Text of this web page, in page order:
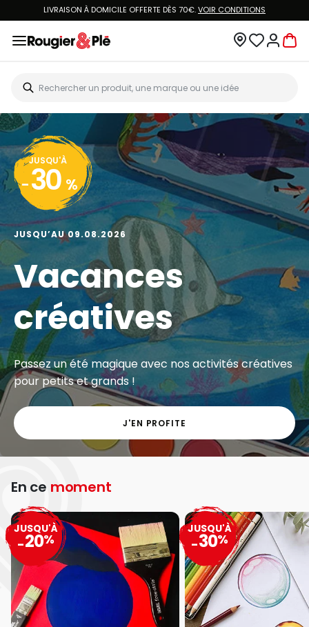
LIVRAISON À DOMICILE OFFERTE DÈS 70€.VOIR CONDITIONS
JUSQU'À
- 30 %
JUSQU’AU 09.08.2026
Vacances
créatives
Passez un été magique avec nos activités créatives
pour petits et grands !
J'EN PROFITE
En ce moment
JUSQU'À
-20%
JUSQU'À
-30%